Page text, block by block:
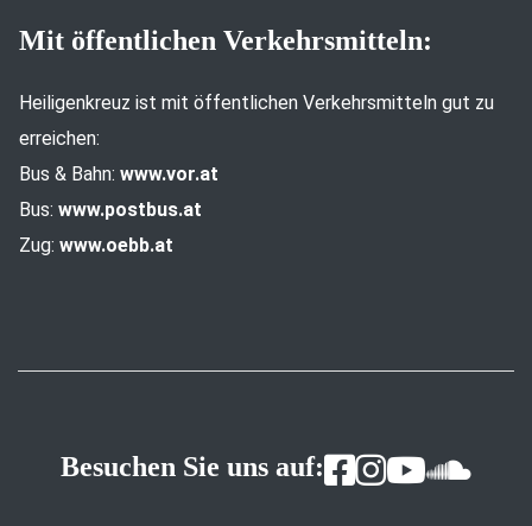
Mit öffentlichen Verkehrsmitteln:
Heiligenkreuz ist mit öffentlichen Verkehrsmitteln gut zu
erreichen:
Bus & Bahn: www.vor.at
Bus: www.postbus.at
Zug: www.oebb.at
Besuchen Sie uns auf: